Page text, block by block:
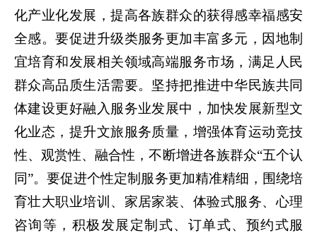
化产业化发展，提高各族群众的获得感幸福感安
全感。要促进升级类服务更加丰富多元，因地制
宜培育和发展相关领域高端服务市场，满足人民
群众高品质生活需要。坚持把推进中华民族共同
体建设更好融入服务业发展中，加快发展新型文
化业态，提升文旅服务质量，增强体育运动竞技
性、观赏性、融合性，不断增进各族群众“五个认
同”。要促进个性定制服务更加精准精细，围绕培
育壮大职业培训、家居家装、体验式服务、心理
咨询等，积极发展定制式、订单式、预约式服